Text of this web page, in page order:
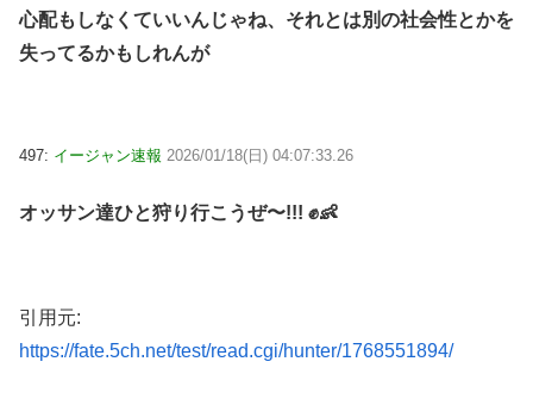
心配もしなくていいんじゃね、それとは別の社会性とかを
失ってるかもしれんが
497: イージャン速報 2026/01/18(日) 04:07:33.26
オッサン達ひと狩り行こうぜ〜!!! ✊👶
引用元:
https://fate.5ch.net/test/read.cgi/hunter/1768551894/